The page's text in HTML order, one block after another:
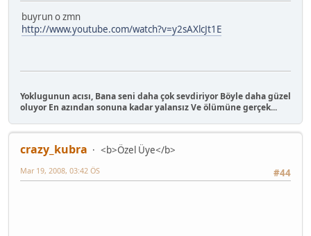
buyrun o zmn
http://www.youtube.com/watch?v=y2sAXlcJt1E
Yoklugunun acısı, Bana seni daha çok sevdiriyor Böyle daha güzel
oluyor En azından sonuna kadar yalansız Ve ölümüne gerçek...
crazy_kubra
<b>Özel Üye</b>
#44
Mar 19, 2008, 03:42 ÖS